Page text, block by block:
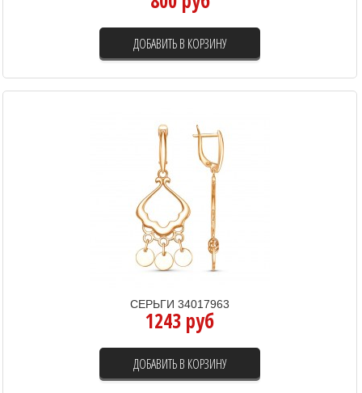
ДОБАВИТЬ В КОРЗИНУ
СЕРЬГИ 34017963
1243 руб
ДОБАВИТЬ В КОРЗИНУ